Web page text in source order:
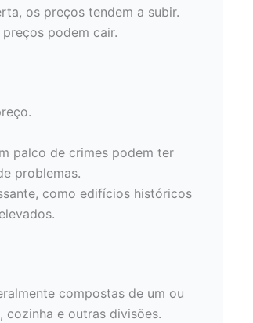
os preços tendem a subir.
podem cair.
palco de crimes podem ter
problemas.
como edifícios históricos
compostas de um ou
cozinha e outras divisões.